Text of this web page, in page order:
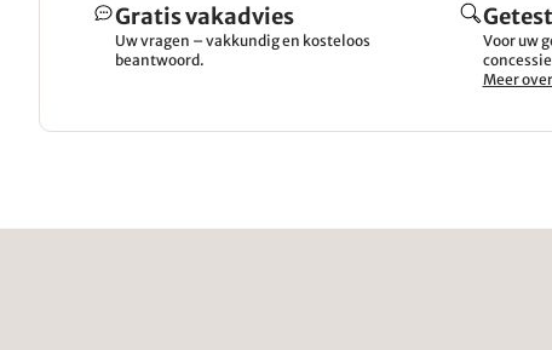
Gratis vakadvies
Uw vragen – vakkundig en kosteloos
beantwoord.
Voor uw
Meer